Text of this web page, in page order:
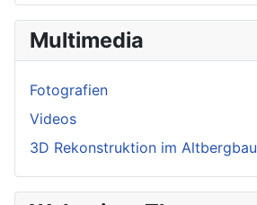
Multimedia
Fotografien
Videos
3D Rekonstruktion im Altbergbau